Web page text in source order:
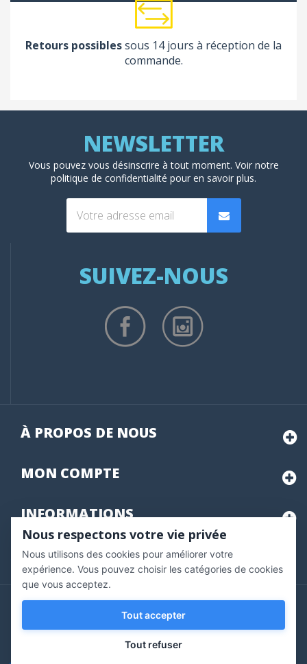
Retours possiblessous 14 jours à réception de la
commande.
Vous pouvez vous désinscrire à tout moment. Voir notre
politique de confidentialité pour en savoir plus.
SUIVEZ-NOUS
À PROPOS DE NOUS
MON COMPTE
INFORMATIONS
Marchand approuvé par la Société des Avis Garantis,
pour vérifier .
Copyright © 2020 Vernazobres Grego - tous droits
réservés.
Nous respectons votre vie privée
Nous utilisons des cookies pour améliorer votre
expérience. Vous pouvez choisir les catégories de cookies
que vous acceptez.
Tout accepter
Tout refuser